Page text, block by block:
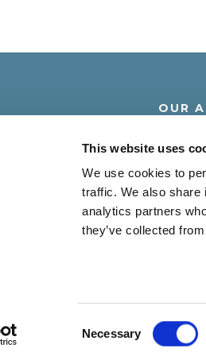
This website uses
We use cookies to
traffic. We also share
analytics partners
they’ve collected
Necessary
OUR
30016 Lido di
R.G.A. SRL - Via D. Alighieri 18